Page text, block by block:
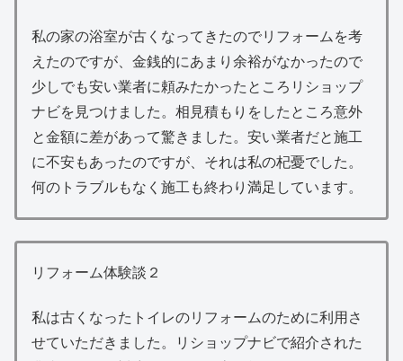
私の家の浴室が古くなってきたのでリフォームを考
えたのですが、金銭的にあまり余裕がなかったので
少しでも安い業者に頼みたかったところリショップ
ナビを見つけました。相見積もりをしたところ意外
と金額に差があって驚きました。安い業者だと施工
に不安もあったのですが、それは私の杞憂でした。
何のトラブルもなく施工も終わり満足しています。
リフォーム体験談２
私は古くなったトイレのリフォームのために利用さ
せていただきました。リショップナビで紹介された